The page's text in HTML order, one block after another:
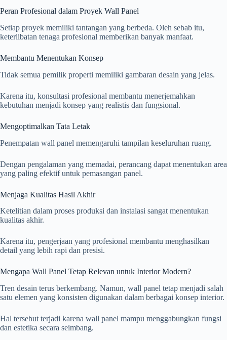
Peran Profesional dalam Proyek Wall Panel
Setiap proyek memiliki tantangan yang berbeda. Oleh sebab itu,
keterlibatan tenaga profesional memberikan banyak manfaat.
Membantu Menentukan Konsep
Tidak semua pemilik properti memiliki gambaran desain yang jelas.
Karena itu, konsultasi profesional membantu menerjemahkan
kebutuhan menjadi konsep yang realistis dan fungsional.
Mengoptimalkan Tata Letak
Penempatan wall panel memengaruhi tampilan keseluruhan ruang.
Dengan pengalaman yang memadai, perancang dapat menentukan area
yang paling efektif untuk pemasangan panel.
Menjaga Kualitas Hasil Akhir
Ketelitian dalam proses produksi dan instalasi sangat menentukan
kualitas akhir.
Karena itu, pengerjaan yang profesional membantu menghasilkan
detail yang lebih rapi dan presisi.
Mengapa Wall Panel Tetap Relevan untuk Interior Modern?
Tren desain terus berkembang. Namun, wall panel tetap menjadi salah
satu elemen yang konsisten digunakan dalam berbagai konsep interior.
Hal tersebut terjadi karena wall panel mampu menggabungkan fungsi
dan estetika secara seimbang.